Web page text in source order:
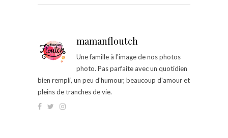
mamanfloutch
Une famille à l'image de nos photos
photo. Pas parfaite avec un quotidien
bien rempli, un peu d'humour, beaucoup d'amour et
pleins de tranches de vie.